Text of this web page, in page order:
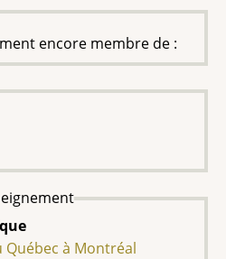
encore membre de :
Québec à Montréal